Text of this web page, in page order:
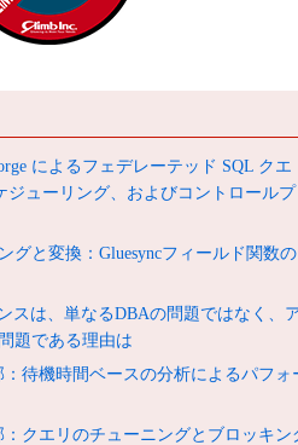
によるフェデレーテッド SQL クエ
ジューリング、およびコントロール
グと変換：Gluesyncフィールド関数の
スは、単なるDBAの問題ではなく、
題である理由は
：待機時間ベースの分析によるパフォ
：クエリのチューニングとブロッキン